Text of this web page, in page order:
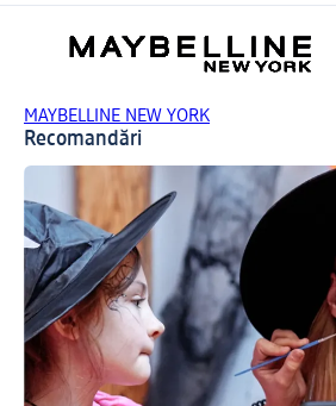
MAYBELLINE NEW YORK
Recomandări